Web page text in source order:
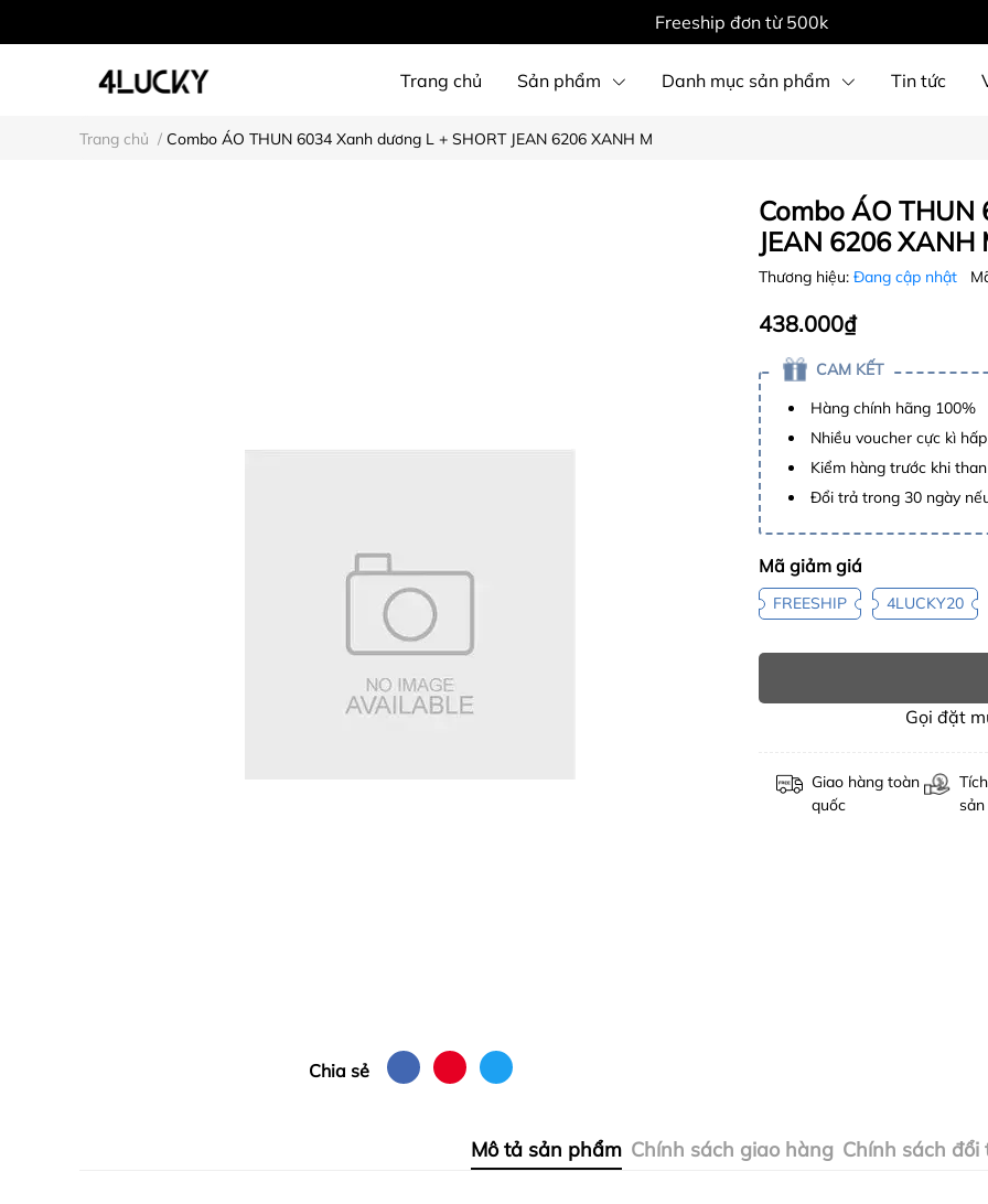
Freeship đơn từ 500k
Trang chủ Sản phẩm Danh mục sản phẩm Tin tức
Trang chủ / Combo ÁO THUN 6034 Xanh dương L + SHORT JEAN 6206 XANH M
Chia sẻ
Combo ÁO THUN
JEAN 6206 XANH
Thương hiệu: Đang cập nhật
438.000₫
CAM KẾT
Hàng chính hãng 100%
Nhiều voucher cực kì
Kiểm hàng trước khi
Đổi trả trong 30 ngày
Mã giảm giá
FREESHIP 4LUCKY20
Gọi đặt
Giao hàng toàn
quốc
Mô tả sản phẩm Chính sách giao hàng Chính sách đổi